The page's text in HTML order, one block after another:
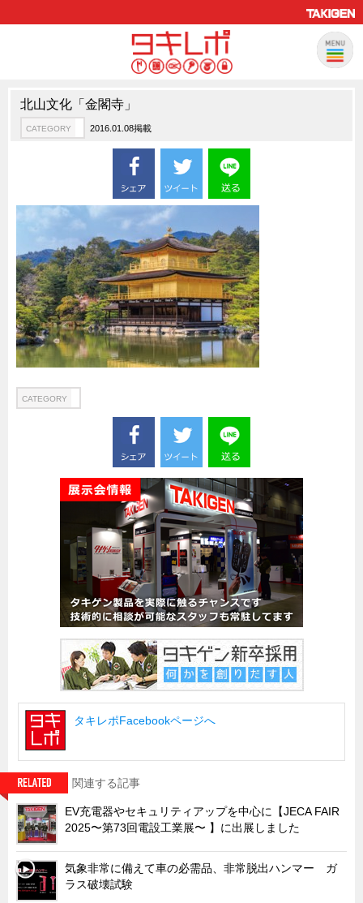
CATEGORY
新製品ロケットニュース
How to 動画
ハイセキュリティ錠前TAKシリーズ
staffシリーズ
モニターアーム
CFRP（炭素繊維強化プラスチック）
CATEGORY ソリューション
船舶・港湾設備
試作・特注品の事例集
配電盤・分電盤・キュービクル
医療・福祉・介護関連
ロボット・自動化装置関連
二次電池関連
EV・PHEV充電器関連
再生可能エネルギー
半導体製造装置関連
共同溝・無電柱化関連
サーバーラック・エンクロジャー
特装車・バス・トラック関連
フリーザー・フードマシナリー関連
自動販売機・自動改札機関連
鉄道車両・駅舎関連
CATEGORY 連載
営業、丸ごとフカボリ
北山文化「金閣寺」
CATEGORY 2016.01.08掲載
CATEGORY
タキレポFacebookページへ
関連する記事
EV充電器やセキュリティアップを中心に【JECA FAIR
2025〜第73回電設工業展〜 】に出展しました
気象非常に備えて車の必需品、非常脱出ハンマー ガ
ラス破壊試験